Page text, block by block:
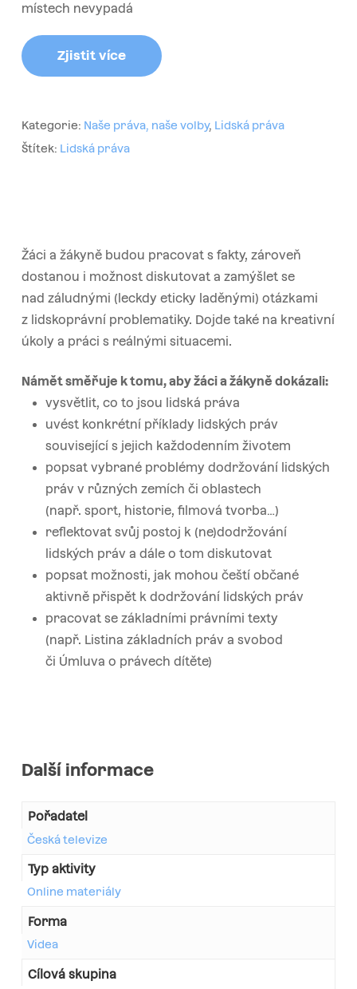
místech nevypadá
Zjistit více
Kategorie: Naše práva, naše volby, Lidská práva
Štítek: Lidská práva
Žáci a žákyně budou pracovat s fakty, zároveň
dostanou i možnost diskutovat a zamýšlet se
nad záludnými (leckdy eticky laděnými) otázkami
z lidskoprávní problematiky. Dojde také na kreativní
úkoly a práci s reálnými situacemi.
Námět směřuje k tomu, aby žáci a žákyně dokázali:
vysvětlit, co to jsou lidská práva
uvést konkrétní příklady lidských práv
související s jejich každodenním životem
popsat vybrané problémy dodržování lidských
práv v různých zemích či oblastech
(např. sport, historie, filmová tvorba…)
reflektovat svůj postoj k (ne)dodržování
lidských práv a dále o tom diskutovat
popsat možnosti, jak mohou čeští občané
aktivně přispět k dodržování lidských práv
pracovat se základními právními texty
(např. Listina základních práv a svobod
či Úmluva o právech dítěte)
Další informace
Pořadatel
Česká televize
Typ aktivity
Online materiály
Forma
Videa
Cílová skupina